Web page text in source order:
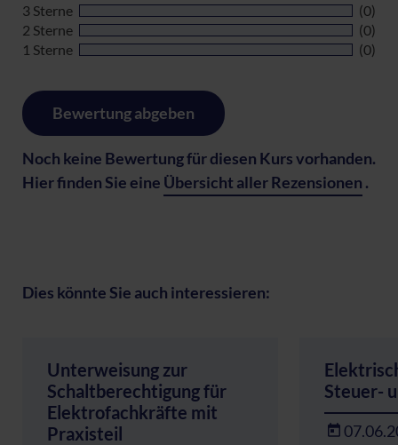
3 Sterne
(0)
2 Sterne
(0)
1 Sterne
(0)
Bewertung abgeben
Noch keine Bewertung für diesen Kurs vorhanden.
Hier finden Sie eine Übersicht aller Rezensionen .
Dies könnte Sie auch interessieren:
Unterweisung zur
Schaltberechtigung für
Elektrofachkräfte mit
Praxisteil
Steuer-